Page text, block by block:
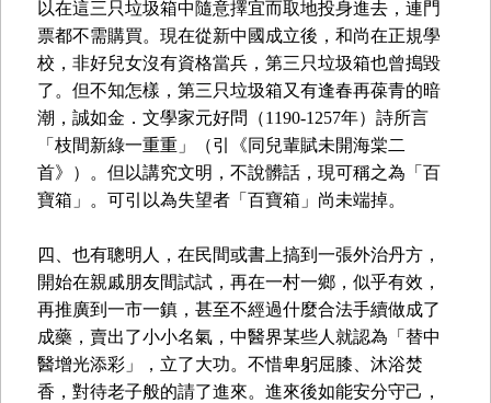
以在這三只垃圾箱中隨意擇宜而取地投身進去，連門
票都不需購買。現在從新中國成立後，和尚在正規學
校，非好兒女沒有資格當兵，第三只垃圾箱也曾搗毀
了。但不知怎樣，第三只垃圾箱又有逢春再葆青的暗
潮，誠如金．文學家元好問（1190-1257年）詩所言
「枝間新綠一重重」（引《同兒輩賦未開海棠二
首》）。但以講究文明，不說髒話，現可稱之為「百
寶箱」。可引以為失望者「百寶箱」尚未端掉。
四、也有聰明人，在民間或書上搞到一張外治丹方，
開始在親戚朋友間試試，再在一村一鄉，似乎有效，
再推廣到一市一鎮，甚至不經過什麼合法手續做成了
成藥，賣出了小小名氣，中醫界某些人就認為「替中
醫增光添彩」，立了大功。不惜卑躬屈膝、沐浴焚
香，對待老子般的請了進來。進來後如能安分守己，